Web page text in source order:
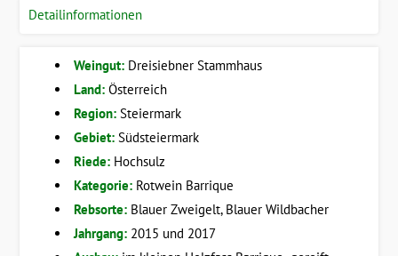
Detailinformationen
Weingut: Dreisiebner Stammhaus
Land:Österreich
Region:Steiermark
Gebiet:Südsteiermark
Riede: Hochsulz
Kategorie: Rotwein Barrique
Rebsorte: Blauer Zweigelt, Blauer Wildbacher
Jahrgang: 2015 und 2017